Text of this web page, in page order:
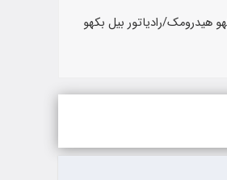
هیدرومک/رادیاتور بیل بکهو